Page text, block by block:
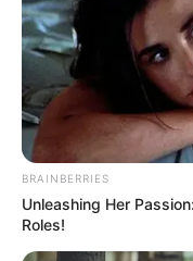
TEMAS
VALLENATO
BRAINBERRIES
Unleashing Her
Roles!